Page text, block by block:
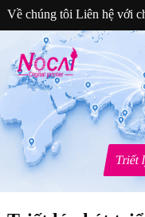
Về chúng tôi Liên hệ với
Triết